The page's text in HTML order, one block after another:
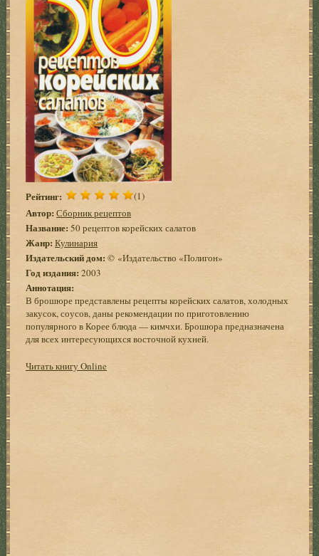
Рейтинг: (1)
Автор: Сборник рецептов
Название: 50 рецептов корейских салатов
Жанр: Кулинария
Издательский дом:© «Издательство «Полигон»
Год издания:2003
Аннотация:
В брошюре представлены рецепты корейских салатов, холодных
закусок, соусов, даны рекомендации по приготовлению
популярного в Корее блюда — кимчхи. Брошюра предназначена
для всех интересующихся восточной кухней.
Читать книгу Online